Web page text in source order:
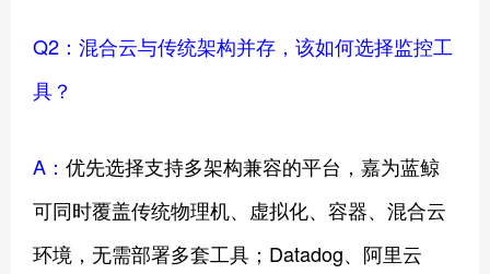
Q2：混合云与传统架构并存，该如何选择监控工
具？
A： 优先选择支持多架构兼容的平台，嘉为蓝鲸
可同时覆盖传统物理机、虚拟化、容器、混合云
环境，无需部署多套工具；Datadog、阿里云